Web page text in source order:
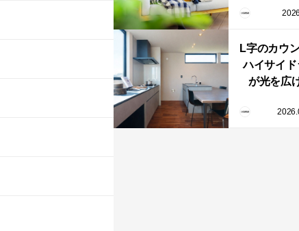
な庭「
ーゴ）
L字のカウ
ハイサイド
が光を広
階LDKと